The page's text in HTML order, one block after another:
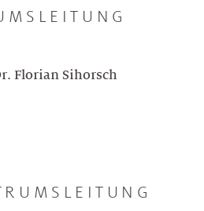
Florian Sihorsch